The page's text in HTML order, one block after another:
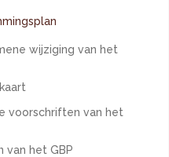
wijziging van het
voorschriften van het
van het GBP